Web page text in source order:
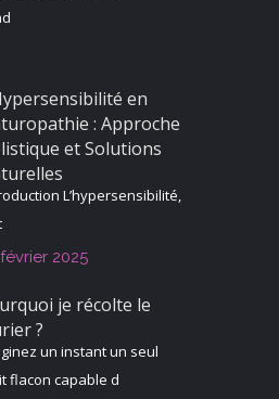
en
: Approche
et Solutions
L’hypersensibilité,
2025
je récolte le
?
un instant un seul
flacon capable d